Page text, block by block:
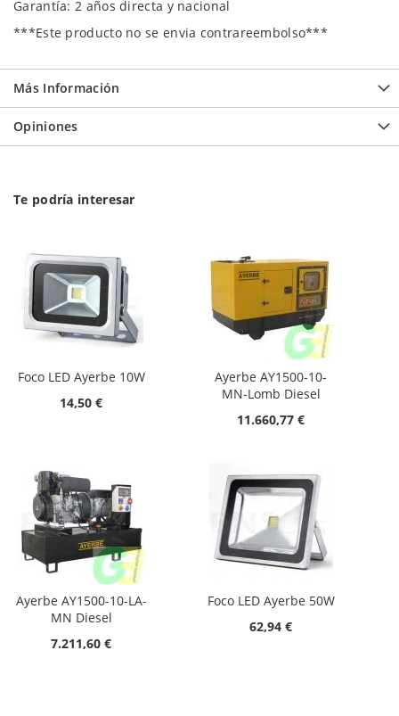
Garantía: 2 años directa y nacional
***Este producto no se envia contrareembolso***
Más Información
Opiniones
Te podría interesar
Foco LED Ayerbe 10W
14,50 €
Ayerbe AY1500-10-
MN-Lomb Diesel
11.660,77 €
Ayerbe AY1500-10-LA-
MN Diesel
7.211,60 €
Foco LED Ayerbe 50W
62,94 €